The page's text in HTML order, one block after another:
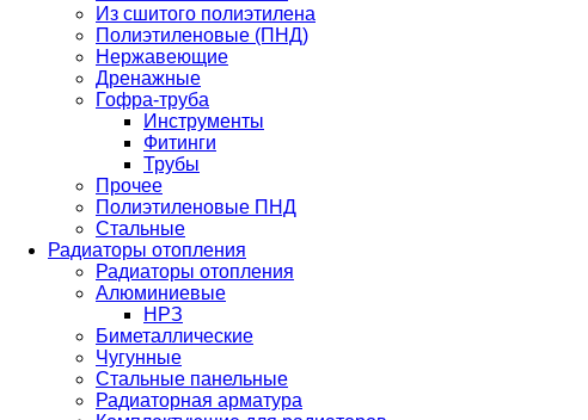
Из сшитого полиэтилена
Полиэтиленовые (ПНД)
Нержавеющие
Дренажные
Гофра-труба
Инструменты
Фитинги
Трубы
Прочее
Полиэтиленовые ПНД
Стальные
Радиаторы отопления
Радиаторы отопления
Алюминиевые
НРЗ
Биметаллические
Чугунные
Стальные панельные
Радиаторная арматура